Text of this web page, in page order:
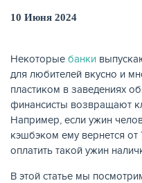
10 Июня 2024
Некоторые банки
для любителей вкусно и
пластиком в заведениях
финансисты возвращают
Например, если ужин
кэшбэком ему вернется
оплатить такой ужин
В этой статье мы